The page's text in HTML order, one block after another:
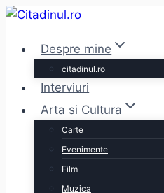
Skip
contentDespre mine
citadinul.ro
Interviuri
Arta si Cultura
Carte
Evenimente
Film
Muzica